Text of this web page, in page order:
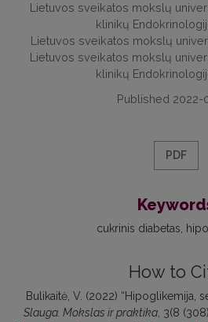
Lietuvos sveikatos mokslų
klinikų
Lietuvos sveikatos mokslų
Lietuvos sveikatos mokslų
klinikų
Published 2022-
PDF
cukrinis diabetas
How to
Bulikaitė, V. (2022) “Hipoglikemija,
Slauga. Mokslas ir praktika, 3(8